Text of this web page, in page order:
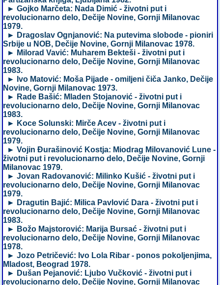
► Gojko Marčeta: Nada Dimić - životni put i
revolucionarno delo, Dečije Novine, Gornji Milanovac
1979.
► Dragoslav Ognjanović: Na putevima slobode - pioniri
Srbije u NOB, Dečije Novine, Gornji Milanovac 1978.
► Milorad Vavić: Muharem Bekteši - životni put i
revolucionarno delo, Dečije Novine, Gornji Milanovac
1983.
► Ivo Matović: Moša Pijade - omiljeni čiča Janko, Dečije
Novine, Gornji Milanovac 1973.
► Rade Bašić: Mladen Stojanović - životni put i
revolucionarno delo, Dečije Novine, Gornji Milanovac
1983.
► Koce Solunski: Mirče Acev - životni put i
revolucionarno delo, Dečije Novine, Gornji Milanovac
1979.
► Vojin Đurašinović Kostja: Miodrag Milovanović Lune -
životni put i revolucionarno delo, Dečije Novine, Gornji
Milanovac 1979.
► Jovan Radovanović: Milinko Kušić - životni put i
revolucionarno delo, Dečije Novine, Gornji Milanovac
1979.
► Dragutin Bajić: Milica Pavlović Dara - životni put i
revolucionarno delo, Dečije Novine, Gornji Milanovac
1983.
► Božo Majstorović: Marija Bursać - životni put i
revolucionarno delo, Dečije Novine, Gornji Milanovac
1978.
► Jozo Petričević: Ivo Lola Ribar - ponos pokoljenjima,
Mladost, Beograd 1978.
► Dušan Pejanović: Ljubo Vučković - životni put i
revolucionarno delo, Dečije Novine, Gornji Milanovac